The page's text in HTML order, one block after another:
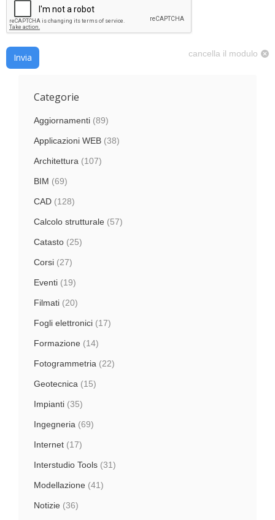
cancella il modulo
Invia
Categorie
Aggiornamenti (89)
Applicazioni WEB (38)
Architettura (107)
BIM (69)
CAD (128)
Calcolo strutturale (57)
Catasto (25)
Corsi (27)
Eventi (19)
Filmati (20)
Fogli elettronici (17)
Formazione (14)
Fotogrammetria (22)
Geotecnica (15)
Impianti (35)
Ingegneria (69)
Internet (17)
Interstudio Tools (31)
Modellazione (41)
Notizie (36)